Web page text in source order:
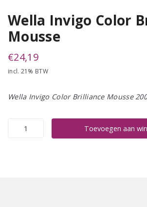
Wella Invigo Color
Mousse
€24,19
incl. 21% BTW
Wella Invigo Color Brilliance Mousse
Toevoegen aan